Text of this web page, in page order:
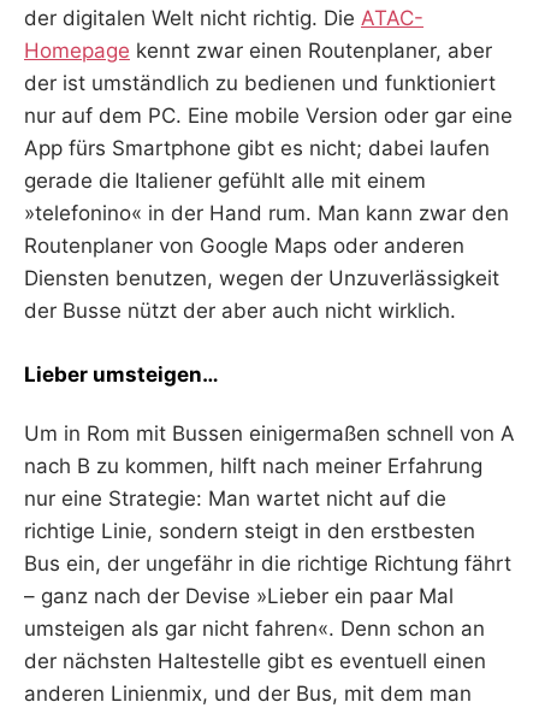
der digitalen Welt nicht richtig. Die ATAC-
Homepage kennt zwar einen Routenplaner, aber
der ist umständlich zu bedienen und funktioniert
nur auf dem PC. Eine mobile Version oder gar eine
App fürs Smartphone gibt es nicht; dabei laufen
gerade die Italiener gefühlt alle mit einem
»telefonino« in der Hand rum. Man kann zwar den
Routenplaner von Google Maps oder anderen
Diensten benutzen, wegen der Unzuverlässigkeit
der Busse nützt der aber auch nicht wirklich.
Lieber umsteigen…
Um in Rom mit Bussen einigermaßen schnell von A
nach B zu kommen, hilft nach meiner Erfahrung
nur eine Strategie: Man wartet nicht auf die
richtige Linie, sondern steigt in den erstbesten
Bus ein, der ungefähr in die richtige Richtung fährt
– ganz nach der Devise »Lieber ein paar Mal
umsteigen als gar nicht fahren«. Denn schon an
der nächsten Haltestelle gibt es eventuell einen
anderen Linienmix, und der Bus, mit dem man